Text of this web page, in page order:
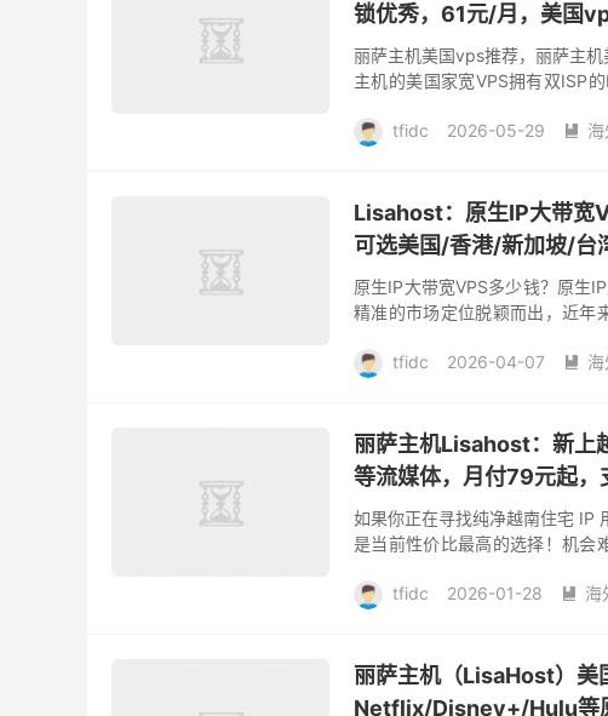
锁优秀，61元/月，美国
丽萨主机美国vps推荐，丽萨主
主机的美国家宽VPS拥有双ISP
tfidc 2026-05-29 
Lisahost：原生IP大带宽
可选美国/香港/新加坡/台
原生IP大带宽VPS多少钱？原生
精准的市场定位脱颖而出，近年
tfidc 2026-04-07 
丽萨主机Lisahost：新上
等流媒体，月付79元起，
如果你正在寻找纯净越南住宅 IP
是当前性价比最高的选择！机会
tfidc 2026-01-28  海
丽萨主机（LisaHost）美
Netflix/Disney+/Hulu等